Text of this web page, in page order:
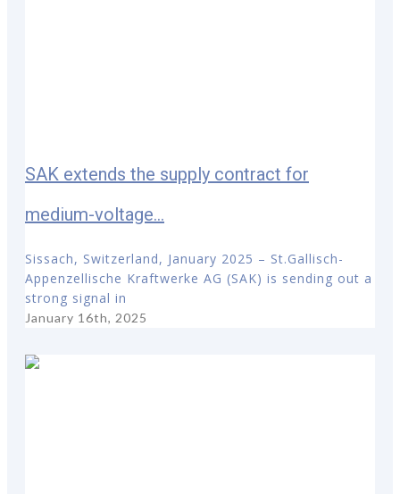
SAK extends the supply contract for
medium-voltage...
Sissach, Switzerland, January 2025 – St.Gallisch-
Appenzellische Kraftwerke AG (SAK) is sending out a
strong signal in
January 16th, 2025